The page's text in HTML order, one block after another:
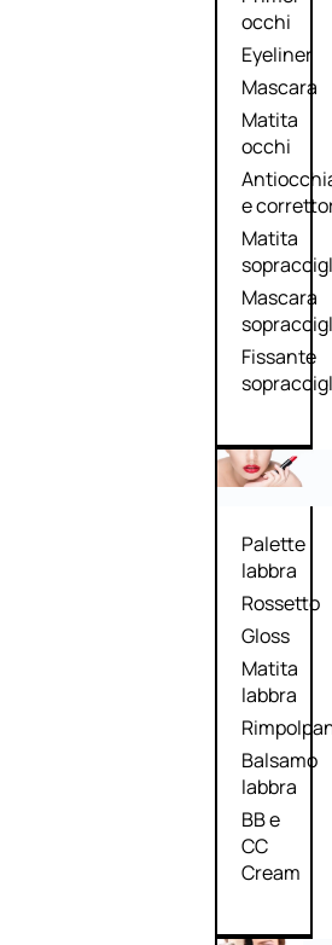
occhi
Eyeliner
Mascara
Matita
occhi
e
Matita
Mascara
Fissante
Palette
labbra
Rossetto
Gloss
Matita
labbra
Balsamo
labbra
BB e
CC
Cream